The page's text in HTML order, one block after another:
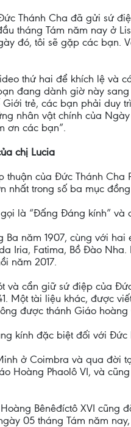
Thánh Cha đã gửi sứ
tháng Tám năm nay ở
đó, tôi sẽ gặp các bạn.
thứ hai để khích lệ và
đang dành giờ này
trẻ, các bạn phải duy
nhân vật chính của
ơn các bạn”.
chị Lucia
của Đức Thánh
nhất trong số ba mục
là “Đấng Đáng kính”
Ba năm 1907, cùng với
Iria, Fatima, Bồ Đào
năm 2017.
và cẩn giữ sứ điệp của
Một tài liệu khác, được
được thánh Giáo hoàng
kính đặc biệt đối với
ở Coimbra và qua đời
Hoàng Phaolô VI, và
Bênêđíctô XVI cũng
05 tháng Tám năm